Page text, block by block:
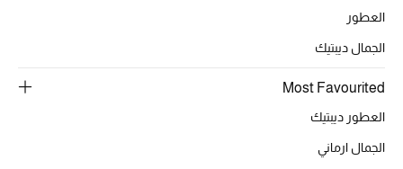
جميع الحقائب النسائية
تسوقوا للنساء
العطور
الجمال ديبتيك
Most Favourited
العطور ديبتيك
الجمال ارماني